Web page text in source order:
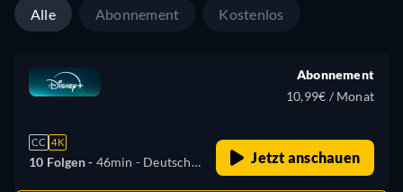
Portugiesisch (Brasilien),
Türkisch
Alle Abonnement Kostenlos
CC 4K
10 Folgen - 46min - Deutsch,
Abonnement
10,99€ / Monat
Jetzt anschauen